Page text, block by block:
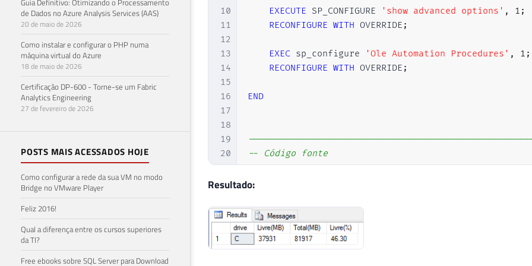
de Dados no Azure Analysis Services (AAS)
20 de maio de 2026
Como instalar e configurar o PHP numa
máquina virtual do Azure
18 de maio de 2026
Certificação DP-600 - Torne-se um Fabric
Analytics Engineering
27 de fevereiro de 2026
POSTS MAIS ACESSADOS HOJE
Como configurar a rede da sua VM no modo
Bridge no VMware Player
Feliz 2016!
Qual a diferença entre os cursos superiores
da TI?
Free ebooks sobre SQL Server para Download
10
11
12
13
14
15
16
17
18
19
20
21
22
24
25
26
27
EXECUTE SP_CONFIGURE 'show advanced options' , 1 ;
RECONFIGURE WITH OVERRIDE ;
EXEC sp_configure 'Ole Automation Procedures' , 1 ;
RECONFIGURE WITH OVERRIDE ;
END
-- Código fonte
CREATE TABLE #drives (
    contador
INT IDENTITY
    drive
CHAR 1) PRIMARY
    FreeSpace
INT NULL
Resultado: